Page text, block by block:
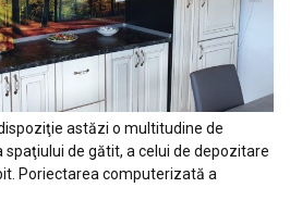
astăzi o multitudine de
de gătit, a celui de depozitare
Poriectarea computerizată a